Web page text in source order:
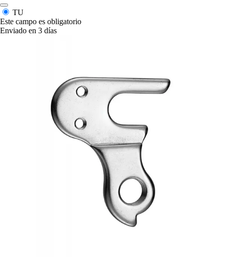
TU
Este campo es obligatorio
Enviado en 3 días